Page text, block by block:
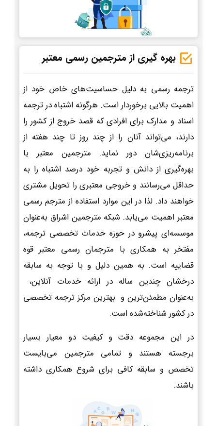
بهره گیری از مترجمین رسمی معتبر
ترجمه رسمی به دلیل حساسیت‌های خاص خود از
اهمیت بالایی برخوردار است. هرگونه اشتباه در ترجمه
اسناد و مدارک برای افرادی که قصد خروج از کشور را
دارند، می‌تواند آنان را از چند روز تا چند هفته از
برنامه‌ریزی‌شان دور نماید. مترجمین معتبر با
بهره‌گیری از دانش و تجربه خود درصد اشتباه را به
حداقل می‌رسانند و خروجی معتبری را تحویل مشتری
خواهند داد. لذا در این موارد استفاده از مترجم رسمی
معتبر اهمیت می‌یابد. شبکه مترجمین اشراق به‌عنوان
موسسه‌ای پیشرو در حوزه خدمات تخصصی ترجمه،
مفتخر به همکاری با مترجمان رسمی معتبر قوه
قضاییه است. به همین دلیل و با توجه به سابقه
درخشان چندین ساله در ارائه خدمات آنلاین،
به‌عنوان مطمئن‌ترین و بهترین مرکز ترجمه تخصصی
در کشور شناخته‌شده است.
در این مجموعه دقت و کیفیت دو معیار بسیار
برجسته هستند و تمامی مترجمین می‌بایست
تخصص و سابقه کافی برای شروع همکاری داشته
باشند.